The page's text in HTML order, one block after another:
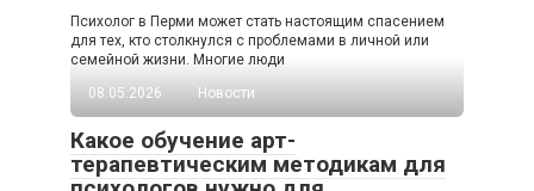
Психолог в Перми может стать настоящим спасением
для тех, кто столкнулся с проблемами в личной или
семейной жизни. Многие люди
08.05.2026
Новости
Какое обучение арт-
терапевтическим методикам для